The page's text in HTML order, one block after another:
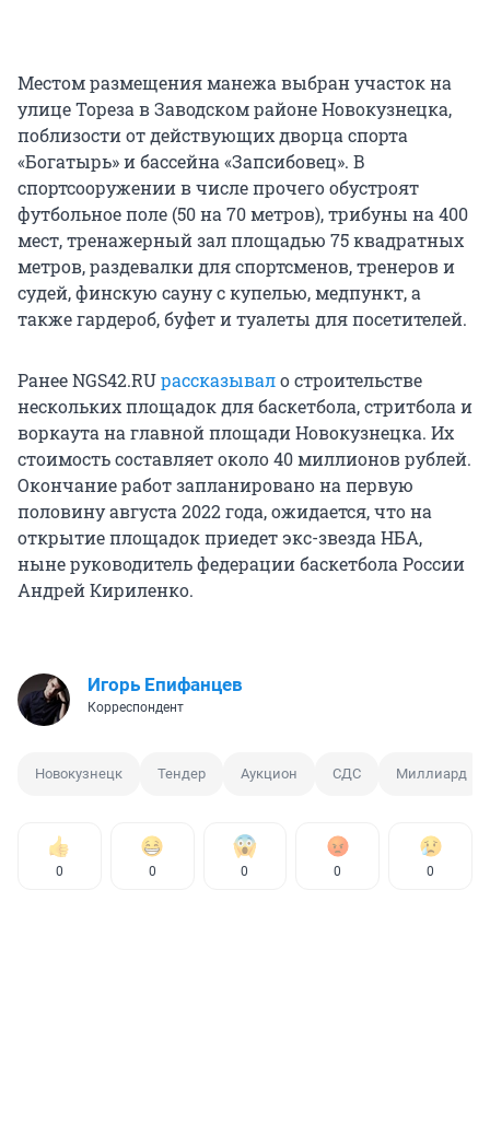
Местом размещения манежа выбран участок на
улице Тореза в Заводском районе Новокузнецка,
поблизости от действующих дворца спорта
«Богатырь» и бассейна «Запсибовец». В
спортсооружении в числе прочего обустроят
футбольное поле (50 на 70 метров), трибуны на 400
мест, тренажерный зал площадью 75 квадратных
метров, раздевалки для спортсменов, тренеров и
судей, финскую сауну с купелью, медпункт, а
также гардероб, буфет и туалеты для посетителей.
Ранее NGS42.RUрассказывало строительстве
нескольких площадок для баскетбола, стритбола и
воркаута на главной площади Новокузнецка. Их
стоимость составляет около 40 миллионов рублей.
Окончание работ запланировано на первую
половину августа 2022 года, ожидается, что на
открытие площадок приедет экс-звезда НБА,
ныне руководитель федерации баскетбола России
Андрей Кириленко.
Игорь Епифанцев
Корреспондент
Новокузнецк Тендер Аукцион СДС Миллиард
0 0 0 0 0